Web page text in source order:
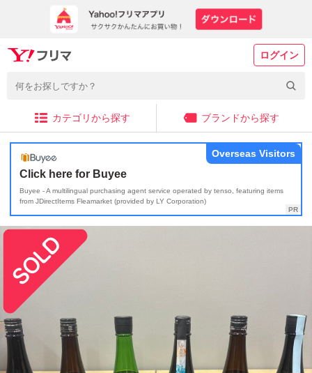
ログイン
カテゴリから探す ブランドから探す
Click here for Buyee
Buyee - A multilingual purchasing agent service operated by tenso, featuring items
from JDirectItems Fleamarket (provided by LY Corporation)
Overseas Visitors